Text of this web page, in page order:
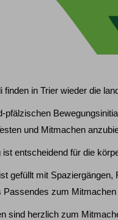
finden in Trier wieder die
pfälzischen
und Mitmachen
ist entscheidend für die
gefüllt mit Spaziergängen,
Passendes zum Mitmachen
sind herzlich zum